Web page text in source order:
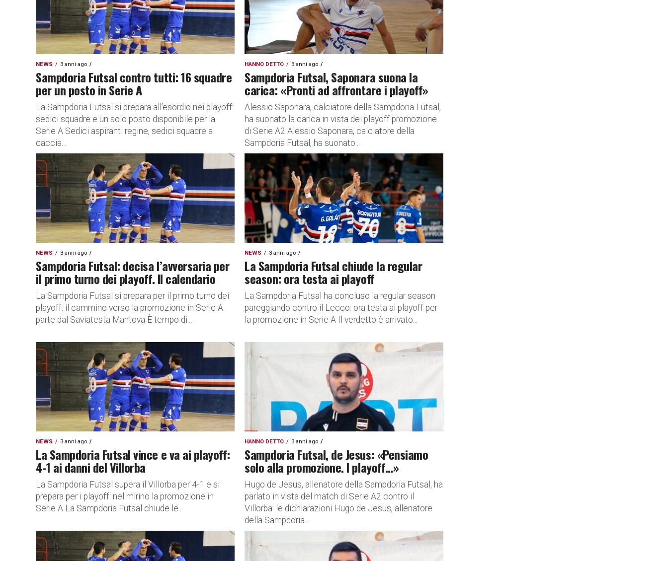
NEWS 3 anni ago
Sampdoria Futsal contro tutti: 16 squadre
per un posto in Serie A
La Sampdoria Futsal si prepara all’esordio nei playoff:
sedici squadre e un solo posto disponibile per la
Serie A Sedici aspiranti regine, sedici squadre a
caccia...
HANNO DETTO 3 anni ago
Sampdoria Futsal, Saponara suona la
carica: «Pronti ad affrontare i playoff»
Alessio Saponara, calciatore della Sampdoria Futsal,
ha suonato la carica in vista dei playoff promozione
di Serie A2 Alessio Saponara, calciatore della
Sampdoria Futsal, ha suonato...
NEWS 3 anni ago
Sampdoria Futsal: decisa l’avversaria per
il primo turno dei playoff. Il calendario
La Sampdoria Futsal si prepara per il primo turno dei
playoff: il cammino verso la promozione in Serie A
parte dal Saviatesta Mantova È tempo di...
NEWS 3 anni ago
La Sampdoria Futsal chiude la regular
season: ora testa ai playoff
La Sampdoria Futsal ha concluso la regular season
pareggiando contro il Lecco: ora testa ai playoff per
la promozione in Serie A Il verdetto è arrivato...
NEWS 3 anni ago
La Sampdoria Futsal vince e va ai playoff:
4-1 ai danni del Villorba
La Sampdoria Futsal supera il Villorba per 4-1 e si
prepara per i playoff: nel mirino la promozione in
Serie A La Sampdoria Futsal chiude le...
HANNO DETTO 3 anni ago
Sampdoria Futsal, de Jesus: «Pensiamo
solo alla promozione. I playoff…»
Hugo de Jesus, allenatore della Sampdoria Futsal, ha
parlato in vista del match di Serie A2 contro il
Villorba: le dichiarazioni Hugo de Jesus, allenatore
della Sampdoria...